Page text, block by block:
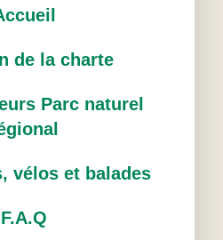
de la charte
Parc naturel
vélos et balades
F.A.Q